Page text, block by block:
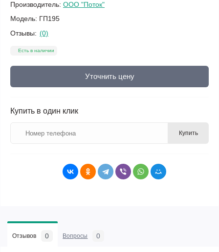
Производитель: ООО "Поток"
Модель: ГП195
Отзывы: (0)
Есть в наличии
Уточнить цену
Купить в один клик
Купить
Отзывов 0 Вопросы 0